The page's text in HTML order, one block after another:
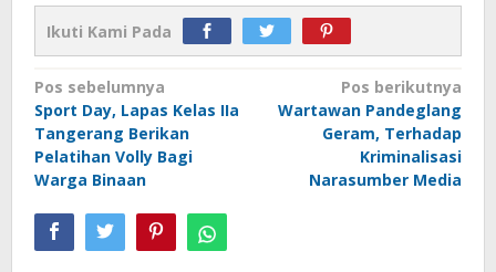
Ikuti Kami Pada
Navigasi
pos
Pos sebelumnya
Sport Day, Lapas Kelas IIa
Tangerang Berikan
Pelatihan Volly Bagi
Warga Binaan
Pos berikutnya
Wartawan Pandeglang
Geram, Terhadap
Kriminalisasi
Narasumber Media